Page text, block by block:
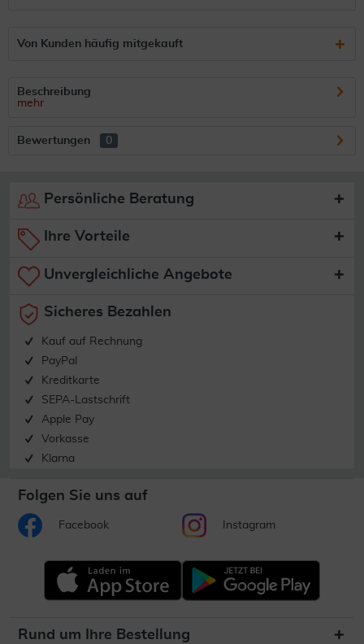
Von Kunden häufig mitgekauft
Beschreibung
mehr
Bewertungen 0
Persönliche Beratung
Ihre Vorteile
Unvergleichliche Angebote
Sicheres Bezahlen
Kauf auf Rechnung
PayPal
Kreditkarte
SEPA-Lastschrift
Apple Pay
Vorkasse
Klarna
Folgen Sie uns auf
Facebook Instagram
Rund um Ihre Bestellung